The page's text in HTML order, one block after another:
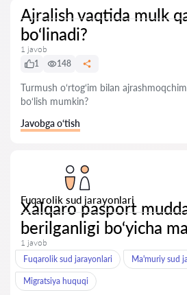
Ajralish vaqtida mulk
bo‘linadi?
1 javob
1
148
Turmush o‘rtog‘im bilan
bo‘lish mumkin?
Javobga o‘tish
Fuqarolik sud jarayonlari
Xalqaro pasport
berilganligi bo‘yicha
1 javob
Fuqarolik sud jarayonlari
Ma'muriy sud
Migratsiya huquqi